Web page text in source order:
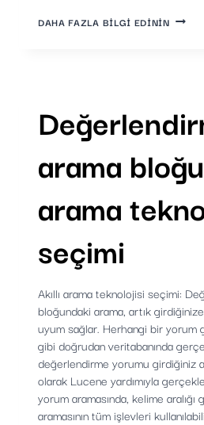
DAHA FAZLA BILGI EDININ
arama
arama
seçimi
Akıllı arama teknolojisi seçimi:
bloğundaki arama, artık
uyum sağlar. Herhangi bir yorum
gibi doğrudan veritabanında
değerlendirme yorumu girdiğiniz
olarak Lucene yardımıyla
yorum aramasında, kelime
aramasının tüm işlevleri